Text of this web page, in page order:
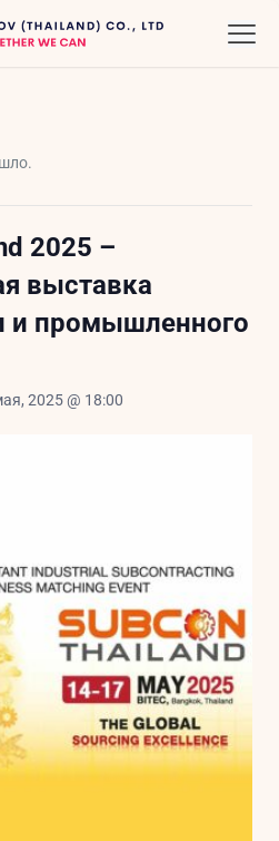
2025 –
выставка
и промышленного
2025 @ 18:00